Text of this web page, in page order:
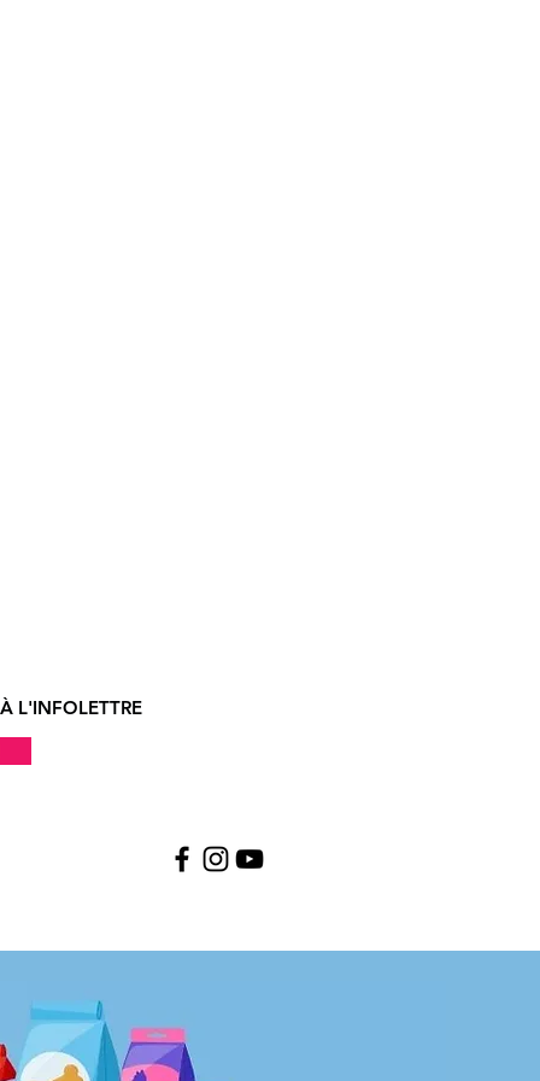
L'INFOLETTRE